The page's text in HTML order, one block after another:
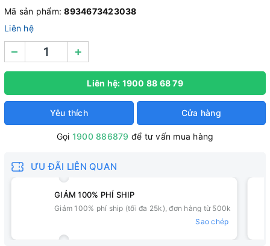
Mã sản phẩm:8934673423038
Liên hệ
– +
Liên hệ: 1900 88 68 79
Yêu thích Cửa hàng
Gọi 1900 886879 để tư vấn mua hàng
ƯU ĐÃI LIÊN QUAN
GIẢM 100% PHÍ SHIP
Giảm 100% phí ship (tối đa 25k), đơn hàng từ 500k
Sao chép